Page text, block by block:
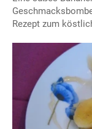
Rezept zum